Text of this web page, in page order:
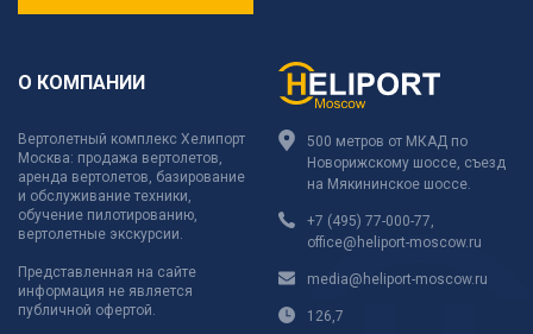
О КОМПАНИИ
Вертолетный комплекс Хелипорт
Москва: продажа вертолетов,
аренда вертолетов, базирование
и обслуживание техники,
обучение пилотированию,
вертолетные экскурсии.
Представленная на сайте
информация не является
публичной офертой.
500 метров от МКАД по
Новорижскому шоссе, съезд
на Мякининское шоссе.
+7 (495) 77-000-77
office@heliport-moscow.ru
media@heliport-moscow.ru
126,7